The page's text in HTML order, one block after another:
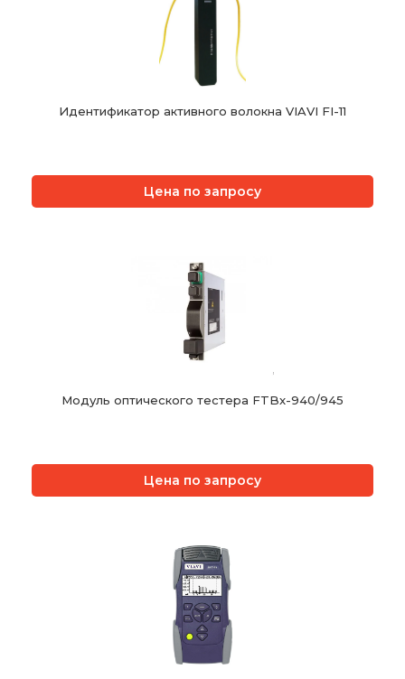
Идентификатор активного волокна VIAVI FI-11
Цена по запросу
Модуль оптического тестера FTBx-940/945
Цена по запросу